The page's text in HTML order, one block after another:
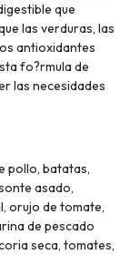
que
las verduras, las
antioxidantes
fo?rmula de
las necesidades
pollo, batatas,
asado,
orujo de tomate,
de pescado
seca, tomates,